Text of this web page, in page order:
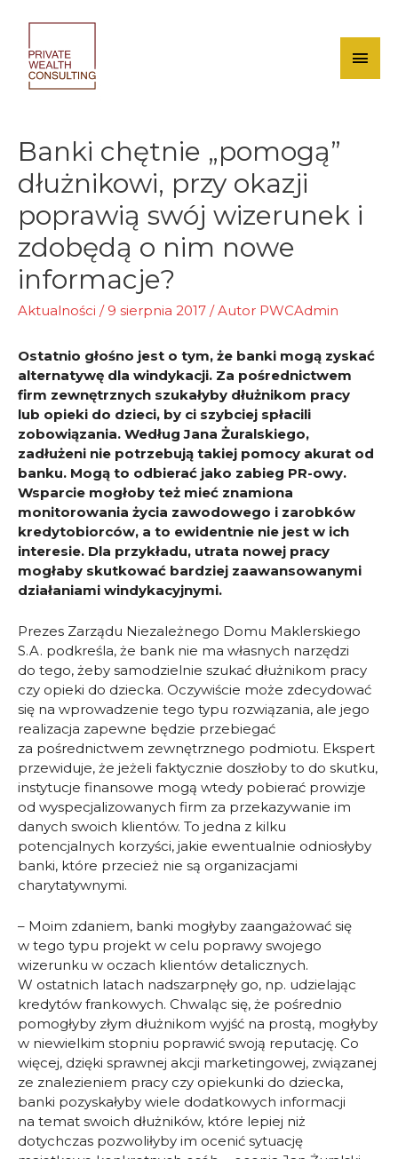
content
Main
Banki chętnie „pomogą”
dłużnikowi, przy okazji
poprawią swój wizerunek i
zdobędą o nim nowe
informacje?
Aktualności / 9 sierpnia 2017 / Autor PWCAdmin
Ostatnio głośno jest o tym, że banki mogą zyskać
alternatywę dla windykacji. Za pośrednictwem
firm zewnętrznych szukałyby dłużnikom pracy
lub opieki do dzieci, by ci szybciej spłacili
zobowiązania. Według Jana Żuralskiego,
zadłużeni nie potrzebują takiej pomocy akurat od
banku. Mogą to odbierać jako zabieg PR-owy.
Wsparcie mogłoby też mieć znamiona
monitorowania życia zawodowego i zarobków
kredytobiorców, a to ewidentnie nie jest w ich
interesie. Dla przykładu, utrata nowej pracy
mogłaby skutkować bardziej zaawansowanymi
działaniami windykacyjnymi.
Prezes Zarządu Niezależnego Domu Maklerskiego
S.A. podkreśla, że bank nie ma własnych narzędzi
do tego, żeby samodzielnie szukać dłużnikom pracy
czy opieki do dziecka. Oczywiście może zdecydować
się na wprowadzenie tego typu rozwiązania, ale jego
realizacja zapewne będzie przebiegać
za pośrednictwem zewnętrznego podmiotu. Ekspert
przewiduje, że jeżeli faktycznie doszłoby to do skutku,
instytucje finansowe mogą wtedy pobierać prowizje
od wyspecjalizowanych firm za przekazywanie im
danych swoich klientów. To jedna z kilku
potencjalnych korzyści, jakie ewentualnie odniosłyby
banki, które przecież nie są organizacjami
charytatywnymi.
– Moim zdaniem, banki mogłyby zaangażować się
w tego typu projekt w celu poprawy swojego
wizerunku w oczach klientów detalicznych.
W ostatnich latach nadszarpnęły go, np. udzielając
kredytów frankowych. Chwaląc się, że pośrednio
pomogłyby złym dłużnikom wyjść na prostą, mogłyby
w niewielkim stopniu poprawić swoją reputację. Co
więcej, dzięki sprawnej akcji marketingowej, związanej
ze znalezieniem pracy czy opiekunki do dziecka,
banki pozyskałyby wiele dodatkowych informacji
na temat swoich dłużników, które lepiej niż
dotychczas pozwoliłyby im ocenić sytuację